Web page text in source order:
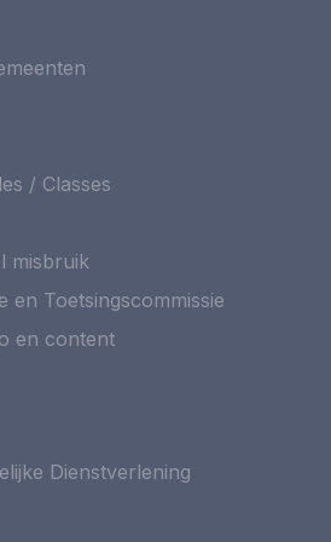
/ Classes
misbruik
en Toetsingscommissie
en content
Dienstverlening